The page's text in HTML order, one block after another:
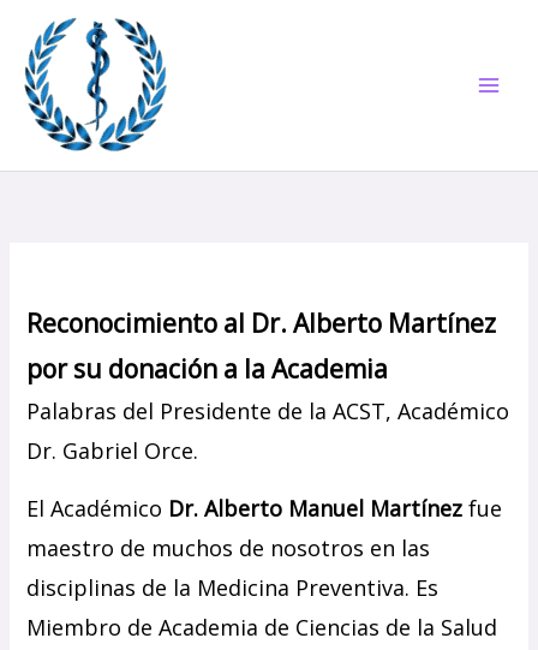
contenido
Reconocimiento al Dr. Alberto Martínez
por su donación a la Academia
Palabras del Presidente de la ACST, Académico
Dr. Gabriel Orce.
El Académico Dr. Alberto Manuel Martínez fue
maestro de muchos de nosotros en las
disciplinas de la Medicina Preventiva. Es
Miembro de Academia de Ciencias de la Salud